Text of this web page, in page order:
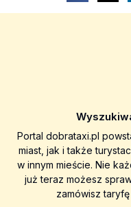
Portal dobrataxi.pl
miast, jak i także
w innym mieście. Nie
już teraz możesz
zamówisz